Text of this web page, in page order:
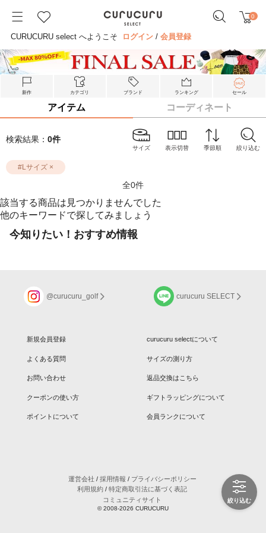
0
CURUCURU select へようこそ ログイン /会員登録
新作 カテゴリ ブランド ランキング セール
アイテム コーディネート
検索結果： 0件
サイズ 表示切替 季節順 絞り込む
#Lサイズ ×
全0件
該当する商品は見つかりませんでした
他のキーワードで探してみましょう
絞り込む
今知りたい！おすすめ情報
@curucuru_golf curucuru SELECT
新規会員登録 curucuru selectについて
よくある質問 サイズの測り方
お問い合わせ 返品交換はこちら
クーポンの使い方 ギフトラッピングについて
ポイントについて 会員ランクについて
運営会社 / 採用情報 / プライバシーポリシー
利用規約 / 特定商取引法に基づく表記
コミュニティサイト
© 2008-2026 CURUCURU